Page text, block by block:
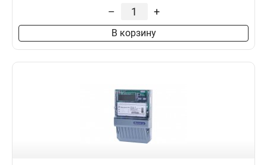
– +
В корзину